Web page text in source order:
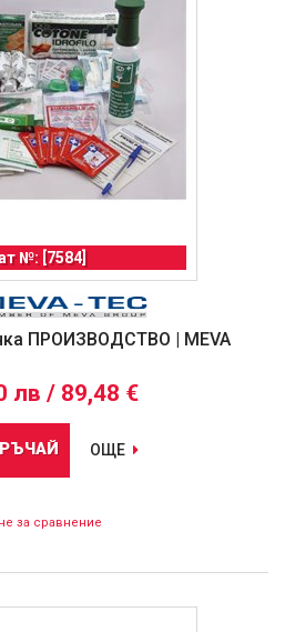
№: [7584]
ПРОИЗВОДСТВО | MEVA
лв / 89,48 €
ОЩЕ
за сравнение